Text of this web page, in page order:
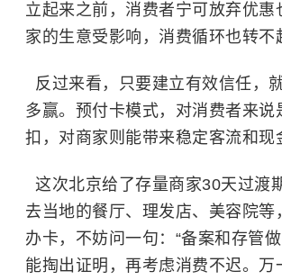
立起来之前，消费者宁可放弃优惠
家的生意受影响，消费循环也转不
反过来看，只要建立有效信任，
多赢。预付卡模式，对消费者来说
扣，对商家则能带来稳定客流和现
这次北京给了存量商家30天过渡
去当地的餐厅、理发店、美容院等
办卡，不妨问一句：“备案和存管
能掏出证明，再考虑消费不迟。万